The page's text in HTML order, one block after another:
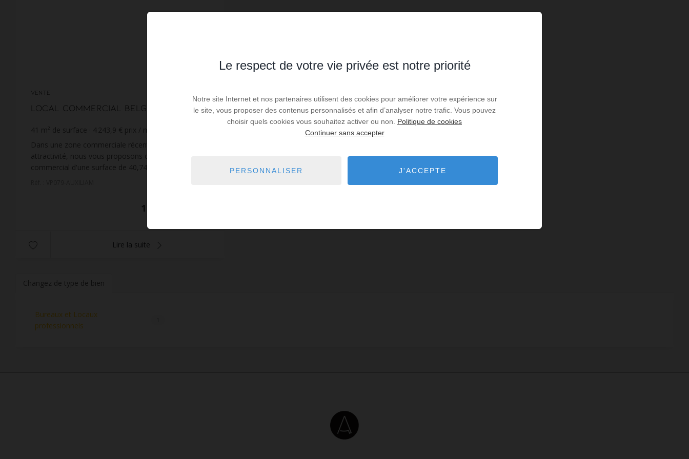
VENTE
Local commercial Belgodere
41 m² de surface 4 243,9 € prix / m²
Dans une zone commerciale récente et à forte
attractivité, nous vous proposons ce local
commercial d'une surface de 40,74m² composé d'un
174 000 €
Lire la suite
Changez de type de bien
Bureaux et Locaux
professionnels
Le respect de votre vie privée est notre priorité
Notre site Internet et nos partenaires utilisent des cookies pour améliorer votre expérience sur
le site, vous proposer des contenus personnalisés et afin d’analyser notre trafic. Vous pouvez
choisir quels cookies vous souhaitez activer ou non. Politique de cookies
Continuer sans accepter
PERSONNALISER J'ACCEPTE